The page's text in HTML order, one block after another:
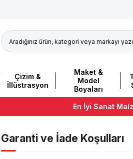
Çizim &
İllüstrasyon
Maket &
Model
Boyaları
En İyi Sanat
Garanti ve İade Koşulları